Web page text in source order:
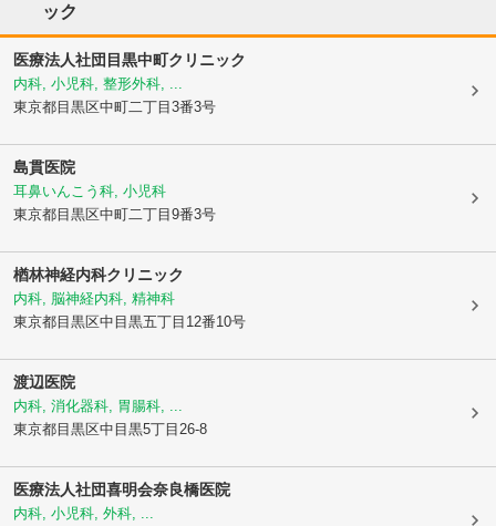
ック
医療法人社団目黒中町クリニック
内科, 小児科, 整形外科, ...
東京都目黒区中町二丁目3番3号
島貫医院
耳鼻いんこう科, 小児科
東京都目黒区中町二丁目9番3号
楢林神経内科クリニック
内科, 脳神経内科, 精神科
東京都目黒区中目黒五丁目12番10号
渡辺医院
内科, 消化器科, 胃腸科, ...
東京都目黒区中目黒5丁目26-8
医療法人社団喜明会奈良橋医院
内科, 小児科, 外科, ...